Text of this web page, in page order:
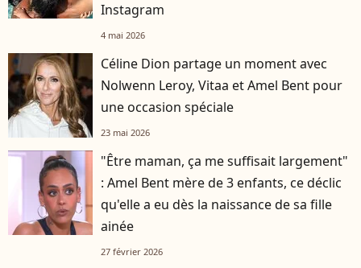
Instagram
4 mai 2026
Céline Dion partage un moment avec
Nolwenn Leroy, Vitaa et Amel Bent pour
une occasion spéciale
23 mai 2026
"Être maman, ça me suffisait largement"
: Amel Bent mère de 3 enfants, ce déclic
qu'elle a eu dès la naissance de sa fille
ainée
27 février 2026